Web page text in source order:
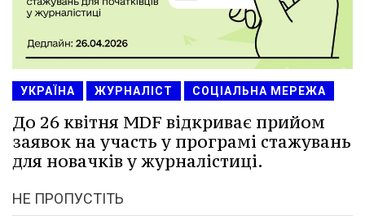
УКРАЇНА ЖУРНАЛІСТ СОЦІАЛЬНА МЕРЕЖА
До 26 квітня MDF відкриває прийом
заявок на участь у програмі стажувань
для новачків у журналістиці.
НЕ ПРОПУСТІТЬ